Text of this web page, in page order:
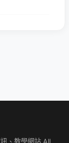
、教學網站 All